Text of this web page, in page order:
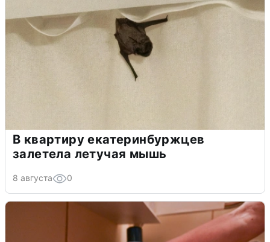
В квартиру екатеринбуржцев
залетела летучая мышь
8 августа 0